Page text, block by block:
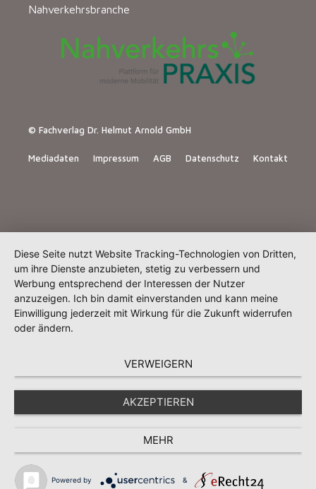
Nahverkehrsbranche
© Fachverlag Dr. Helmut Arnold GmbH
Mediadaten Impressum AGB Datenschutz Kontakt
Diese Seite nutzt Website Tracking-Technologien von Dritten,
um ihre Dienste anzubieten, stetig zu verbessern und
Werbung entsprechend der Interessen der Nutzer
anzuzeigen. Ich bin damit einverstanden und kann meine
Einwilligung jederzeit mit Wirkung für die Zukunft widerrufen
oder ändern.
VERWEIGERN
AKZEPTIEREN
MEHR
Powered by &